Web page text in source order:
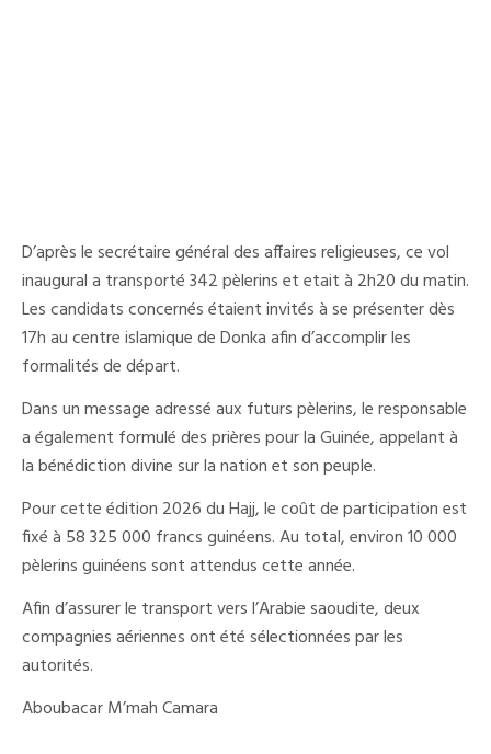
D’après le secrétaire général des affaires religieuses, ce vol
inaugural a transporté 342 pèlerins et etait à 2h20 du matin.
Les candidats concernés étaient invités à se présenter dès
17h au centre islamique de Donka afin d’accomplir les
formalités de départ.
Dans un message adressé aux futurs pèlerins, le responsable
a également formulé des prières pour la Guinée, appelant à
la bénédiction divine sur la nation et son peuple.
Pour cette édition 2026 du Hajj, le coût de participation est
fixé à 58 325 000 francs guinéens. Au total, environ 10 000
pèlerins guinéens sont attendus cette année.
Afin d’assurer le transport vers l’Arabie saoudite, deux
compagnies aériennes ont été sélectionnées par les
autorités.
Aboubacar M’mah Camara